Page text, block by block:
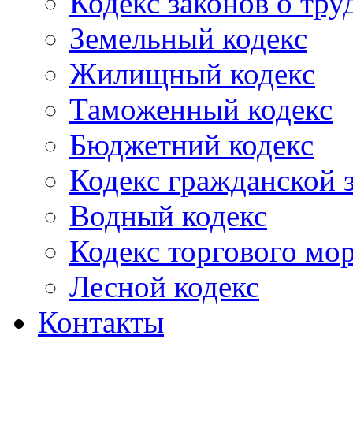
Земельный кодекс
Жилищный кодекс
Таможенный кодекс
Бюджетний кодекс
Кодекс гражданской
Водный кодекс
Кодекс торгового
Лесной кодекс
Контакты